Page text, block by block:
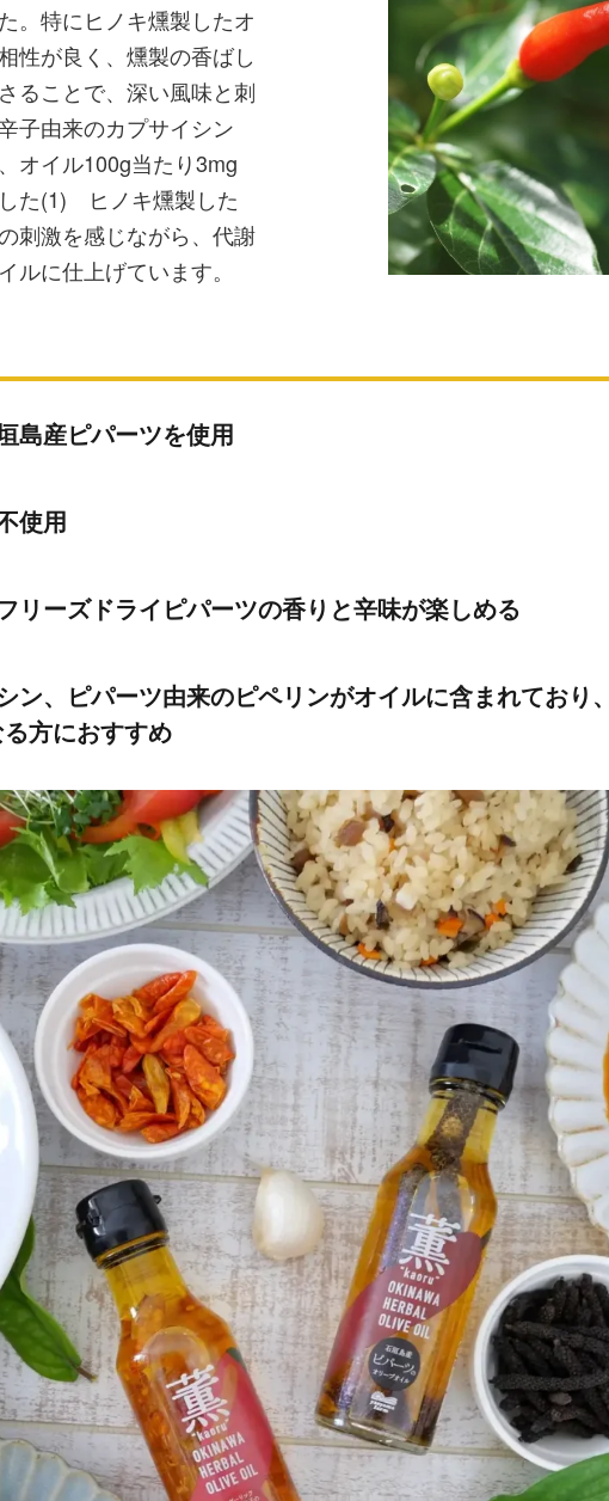
。特にヒノキ燻製したオ
性が良く、燻製の香ばし
ることで、深い風味と刺
子由来のカプサイシン
オイル100g当たり3mg
た(1) ヒノキ燻製した
刺激を感じながら、代謝
ルに仕上げています。
島産ピパーツを使用
使用
リーズドライピパーツの香りと辛味が楽しめる
ン、ピパーツ由来のピペリンがオイルに含まれており
方におすすめ